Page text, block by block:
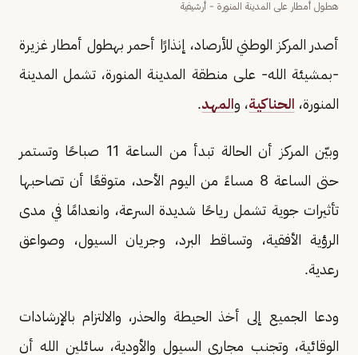
هطول أمطار على المدينة المنورة - أرشيفية
أصدر المركز الوطني للأرصاد، إنذارًا أحمر بهطول أمطار غزيرة
-بمشيئة الله- على منطقة المدينة المنورة، تشمل المدينة
المنورة، الحناكية، والمهد.
وبيّن المركز أن الحالة تبدأ من الساعة 11 صباحًا وتستمر
حتى الساعة 8 مساءً من اليوم الأحد، متوقعًا أن تصاحبها
تأثيرات جوية تشمل رياحًا شديدة السرعة، وانعدامًا في مدى
الرؤية الأفقية، وتساقط البرد، وجريان السيول، وصواعق
رعدية.
ودعا الجميع إلى أخذ الحيطة والحذر، والالتزام بالإرشادات
الوقائية، وتجنب مجاري السيول والأودية، سائلين الله أن